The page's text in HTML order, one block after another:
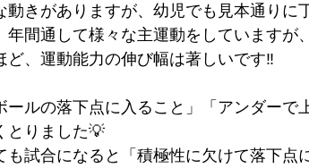
動きがありますが、幼児でも見本通りに
年間通して様々な主運動をしていますが
ど、運動能力の伸び幅は著しいです‼️
ールの落下点に入ること」「アンダーで
とりました💡
も試合になると「積極性に欠けて落下点